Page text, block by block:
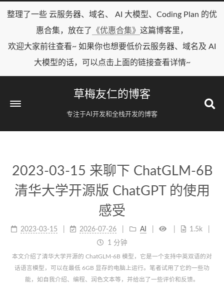
整理了一些 云服务器、域名、 AI 大模型、Coding Plan 的优
惠合集，放在了
《优惠合集》 这篇博客里，
欢迎大家前往查看~ 如果你也想要低价云服务器、域名及 AI
大模型的话，可以点击上面的链接查看详情~
草梅友仁的博客
专注于AI开发和全栈开发的博客
2023-03-15 来聊下 ChatGLM-6B
清华大学开源版 ChatGPT 的使用
感受
2023-03-15 2026-07-26 AI
1.5k
1 分钟
本文介绍了清华大学开源的 ChatGLM-6B 模型，它是一个支持中英双语的对
话语言模型，可以在最低 6GB 显存的电脑上运行。笔者试用了它的一些功
能，如自我介绍、编程、润色文本等，并给出了一些评价和反馈。